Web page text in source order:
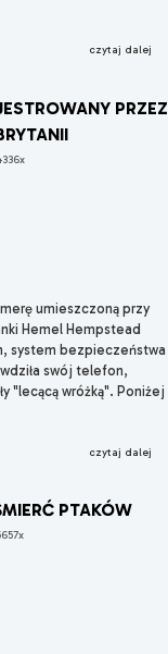
czytaj dalej
PRZEZ
umieszczoną przy
Hemel Hempstead
system bezpieczeństwa
swój telefon,
"lecącą wróżką". Poniżej
czytaj dalej
PTAKÓW